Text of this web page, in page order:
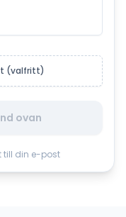
(valfritt)
ovan
till din e-post